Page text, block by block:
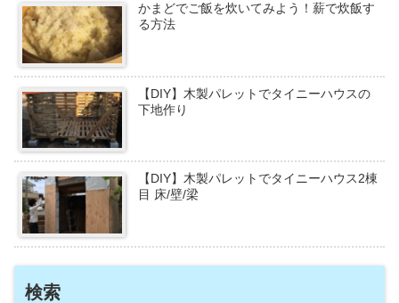
かまどでご飯を炊いてみよう！薪で炊飯す
る方法
【DIY】木製パレットでタイニーハウスの
下地作り
【DIY】木製パレットでタイニーハウス2棟
目 床/壁/梁
検索